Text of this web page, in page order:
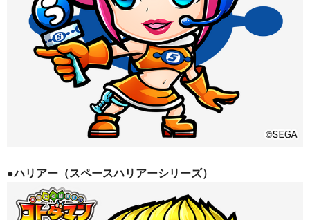
●ハリアー（スペースハリアーシリーズ）